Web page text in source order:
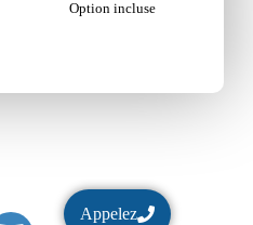
Appelez
Option incluse